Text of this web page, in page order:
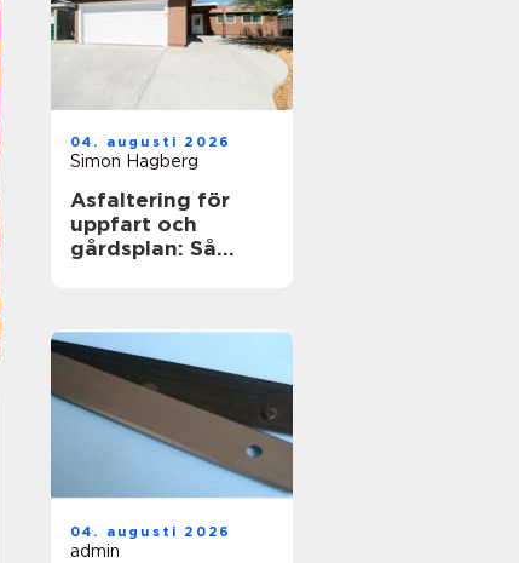
04. augusti 2026
Simon Hagberg
Asfaltering för
uppfart och
gårdsplan: Så
04. augusti 2026
admin